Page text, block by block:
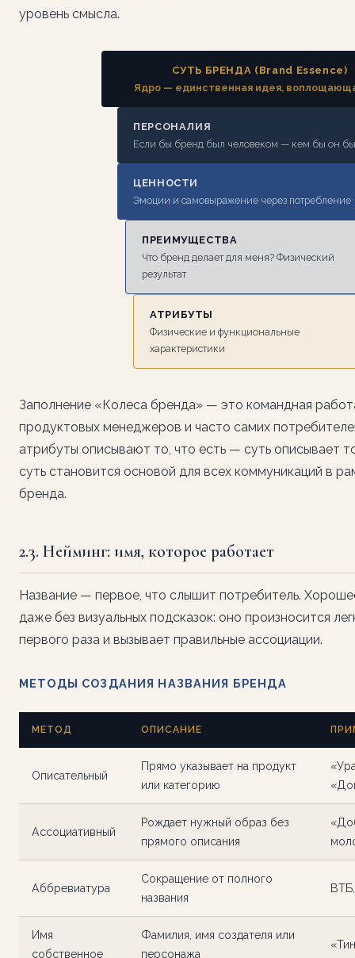
уровень смысла.
СУТЬ БРЕНДА (Brand Essence)
Ядро — единственная идея,
ПЕРСОНАЛИЯ
Если бы бренд был человеком — кем бы он
ЦЕННОСТИ
Эмоции и самовыражение через потребление
ПРЕИМУЩЕСТВА
Что бренд делает для меня? Физический
результат
АТРИБУТЫ
Физические и функциональные
характеристики
Заполнение «Колеса бренда» — это командная
продуктовых менеджеров и часто самих
атрибуты описывают то, что есть — суть описывает
суть становится основой для всех коммуникаций в
бренда.
2.3. Нейминг: имя, которое работает
Название — первое, что слышит потребитель.
даже без визуальных подсказок: оно произносится
первого раза и вызывает правильные ассоциации.
МЕТОДЫ СОЗДАНИЯ НАЗВАНИЯ БРЕНДА
МЕТОД ОПИСАНИЕ
Описательный
Прямо указывает на продукт
или категорию
Ассоциативный
Рождает нужный образ без
прямого описания
Аббревиатура
Сокращение от полного
названия
Имя
собственное
Фамилия, имя создателя или
персонажа